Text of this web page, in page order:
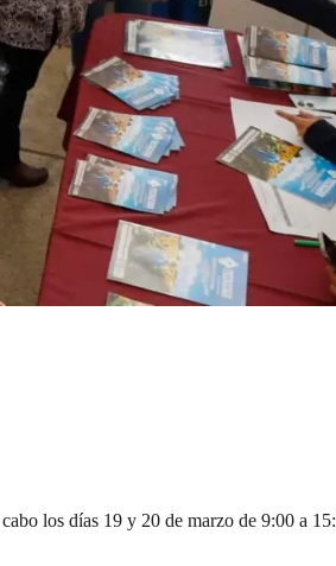
los días 19 y 20 de marzo de 9:00 a